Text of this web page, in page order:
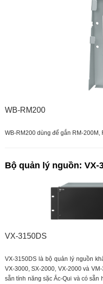
WB-RM200
WB-RM200 dùng để gắn RM-200M,
Bộ quản lý nguồn: VX-
VX-3150DS
VX-3150DS là bộ quản lý nguồn
VX-3000, SX-2000, VX-2000 và
sẵn tính năng sặc Ắc-Qui và có